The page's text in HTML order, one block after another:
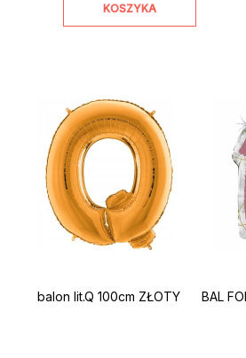
KOSZYKA
balon lit.Q 100cm ZŁOTY BAL